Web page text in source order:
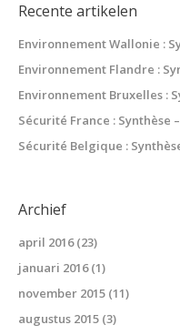
Recente artikelen
Environnement Wallonie :
Environnement Flandre :
Environnement Bruxelles :
Sécurité France : Synthèse
Sécurité Belgique :
Archief
april 2016(23)
januari 2016(1)
november 2015 (11)
augustus 2015 (3)